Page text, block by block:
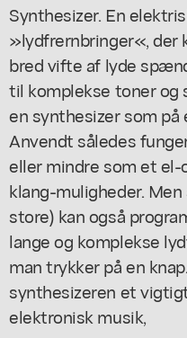
Synthesizer. En
»lydfrernbringer«, der
bred vifte af lyde
til komplekse toner og
en synthesizer som
Anvendt således
eller mindre som et
klang-muligheder.
store) kan også
lange og komplekse
man trykker på en
synthesizeren et
elektronisk musik,